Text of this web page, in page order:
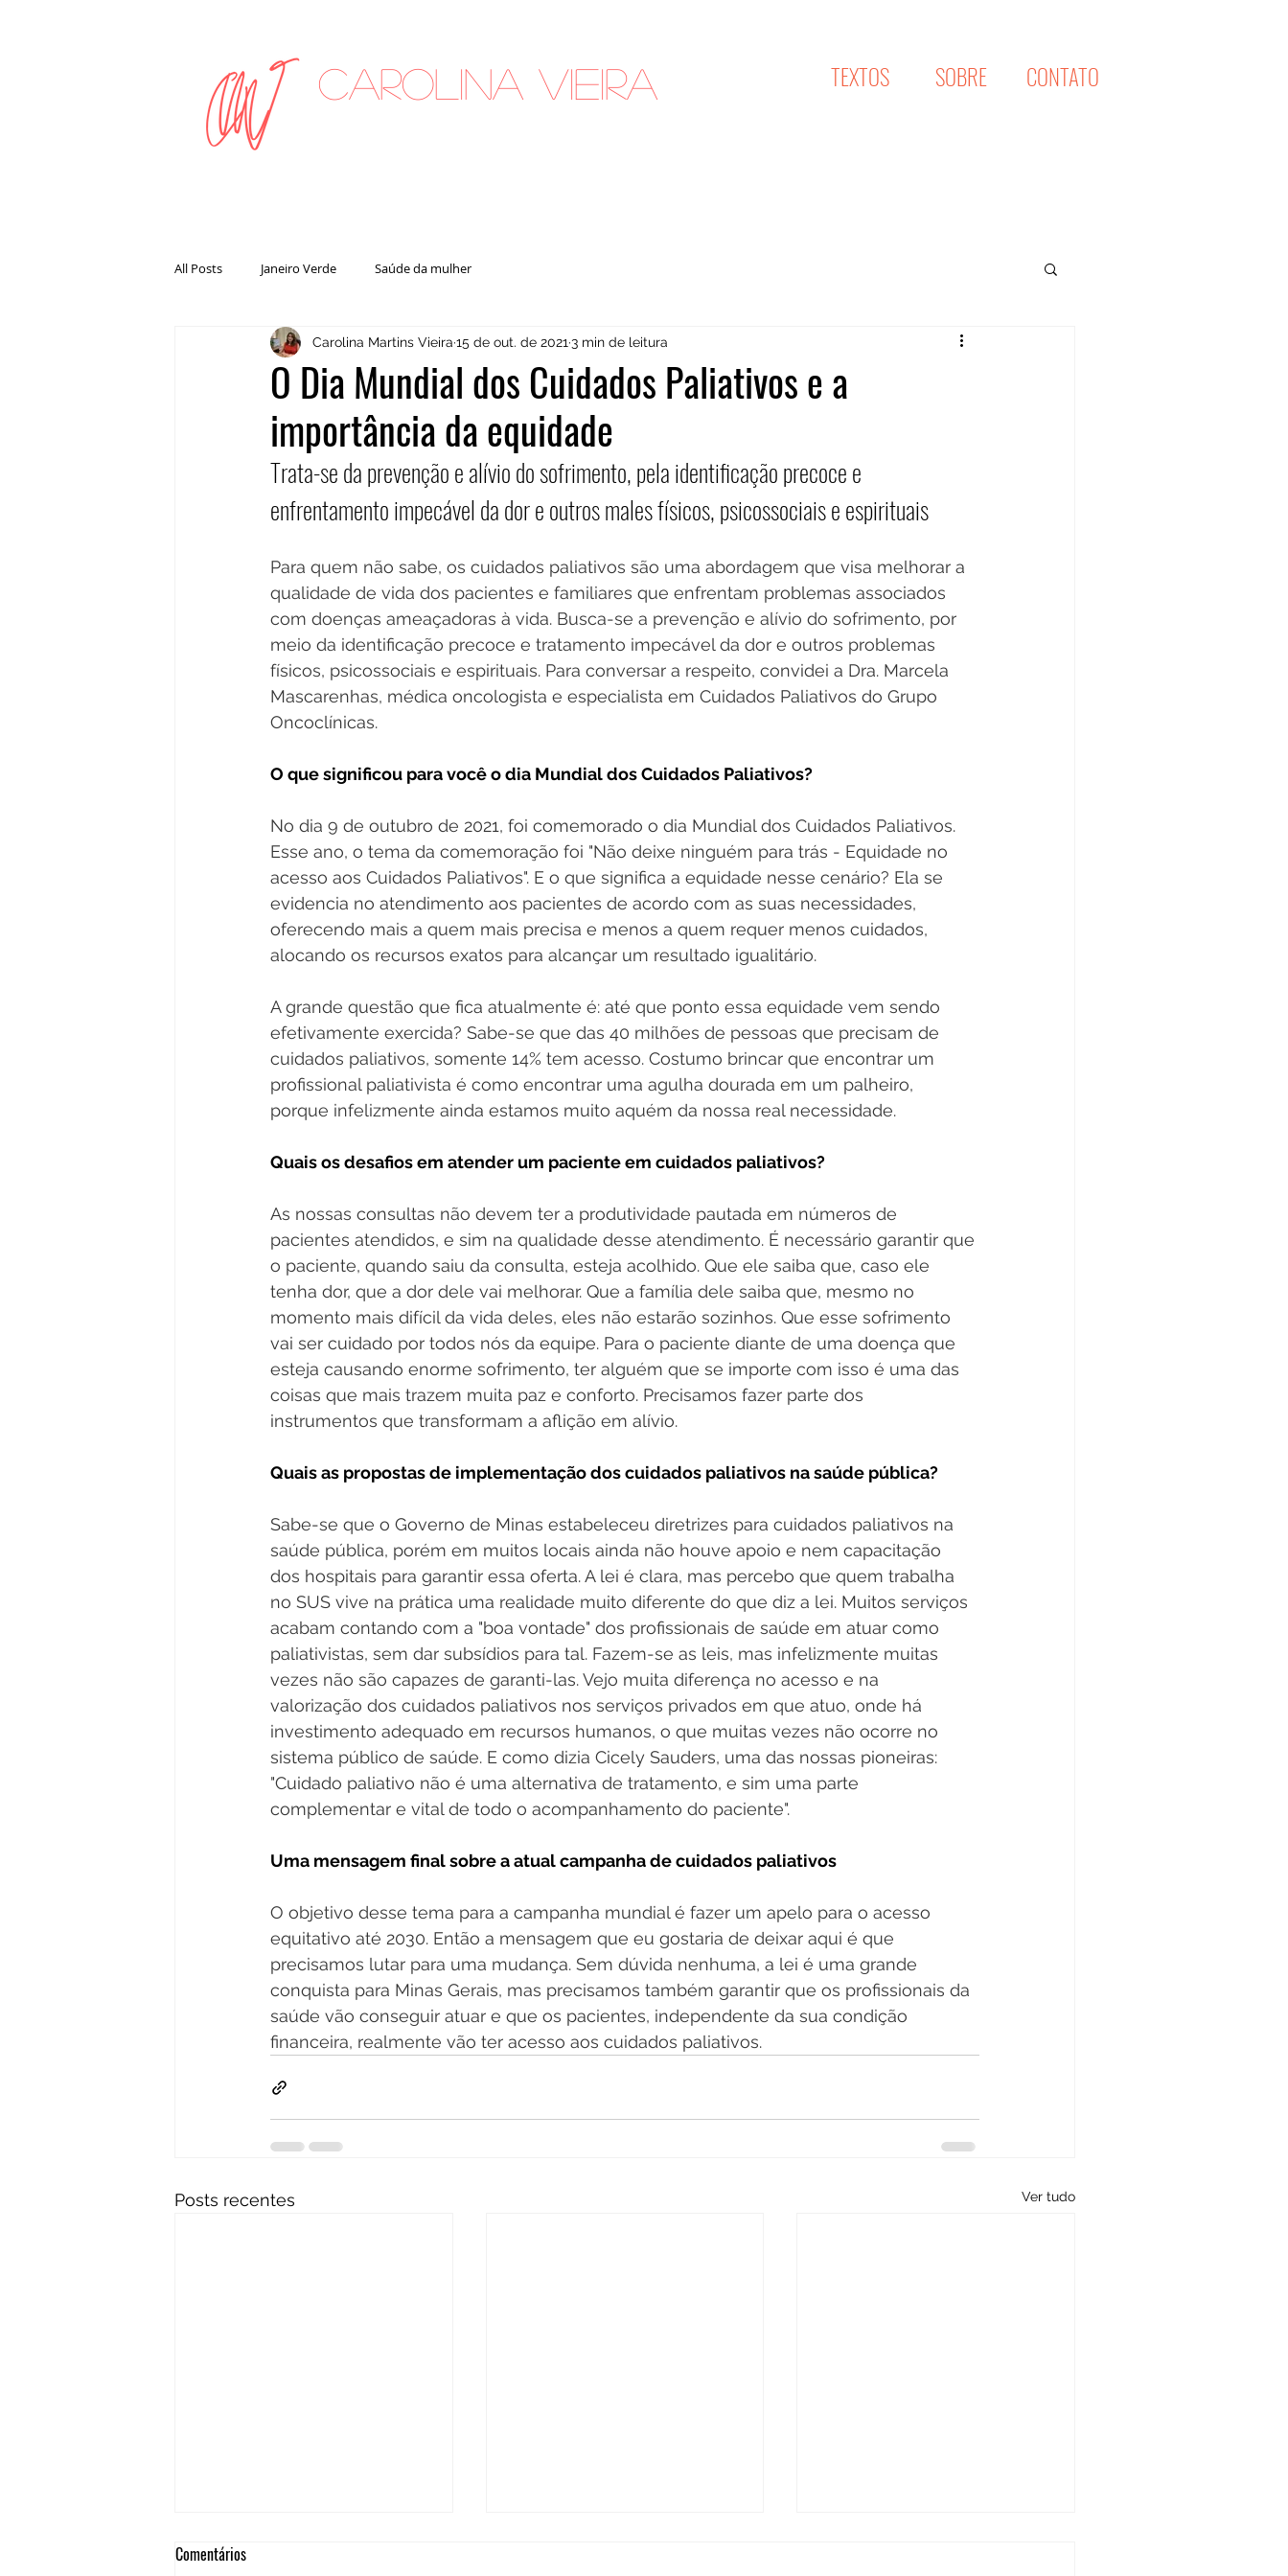
TEXTOS SOBRE CONTATO
Carolina Vieira
All Posts Janeiro Verde Saúde da mulher
O Dia Mundial dos Cuidados Paliativos e a
importância da equidade
Carolina Martins Vieira 15 de out. de 2021 3 min de leitura
Trata-se da prevenção e alívio do sofrimento, pela identificação precoce e
enfrentamento impecável da dor e outros males físicos, psicossociais e espirituais
Para quem não sabe, os cuidados paliativos são uma abordagem que visa melhorar a
qualidade de vida dos pacientes e familiares que enfrentam problemas associados
com doenças ameaçadoras à vida. Busca-se a prevenção e alívio do sofrimento, por
meio da identificação precoce e tratamento impecável da dor e outros problemas
físicos, psicossociais e espirituais. Para conversar a respeito, convidei a Dra. Marcela
Mascarenhas, médica oncologista e especialista em Cuidados Paliativos do Grupo
Oncoclínicas.
O que significou para você o dia Mundial dos Cuidados Paliativos?
No dia 9 de outubro de 2021, foi comemorado o dia Mundial dos Cuidados Paliativos.
Esse ano, o tema da comemoração foi "Não deixe ninguém para trás - Equidade no
acesso aos Cuidados Paliativos". E o que significa a equidade nesse cenário? Ela se
evidencia no atendimento aos pacientes de acordo com as suas necessidades,
oferecendo mais a quem mais precisa e menos a quem requer menos cuidados,
alocando os recursos exatos para alcançar um resultado igualitário.
A grande questão que fica atualmente é: até que ponto essa equidade vem sendo
efetivamente exercida? Sabe-se que das 40 milhões de pessoas que precisam de
cuidados paliativos, somente 14% tem acesso. Costumo brincar que encontrar um
profissional paliativista é como encontrar uma agulha dourada em um palheiro,
porque infelizmente ainda estamos muito aquém da nossa real necessidade.
Quais os desafios em atender um paciente em cuidados paliativos?
As nossas consultas não devem ter a produtividade pautada em números de
pacientes atendidos, e sim na qualidade desse atendimento. É necessário garantir que
o paciente, quando saiu da consulta, esteja acolhido. Que ele saiba que, caso ele
tenha dor, que a dor dele vai melhorar. Que a família dele saiba que, mesmo no
momento mais difícil da vida deles, eles não estarão sozinhos. Que esse sofrimento
vai ser cuidado por todos nós da equipe. Para o paciente diante de uma doença que
esteja causando enorme sofrimento, ter alguém que se importe com isso é uma das
coisas que mais trazem muita paz e conforto. Precisamos fazer parte dos
instrumentos que transformam a aflição em alívio.
Quais as propostas de implementação dos cuidados paliativos na saúde pública?
Sabe-se que o Governo de Minas estabeleceu diretrizes para cuidados paliativos na
saúde pública, porém em muitos locais ainda não houve apoio e nem capacitação
dos hospitais para garantir essa oferta. A lei é clara, mas percebo que quem trabalha
no SUS vive na prática uma realidade muito diferente do que diz a lei. Muitos serviços
acabam contando com a "boa vontade" dos profissionais de saúde em atuar como
paliativistas, sem dar subsídios para tal. Fazem-se as leis, mas infelizmente muitas
vezes não são capazes de garanti-las. Vejo muita diferença no acesso e na
valorização dos cuidados paliativos nos serviços privados em que atuo, onde há
investimento adequado em recursos humanos, o que muitas vezes não ocorre no
sistema público de saúde. E como dizia Cicely Sauders, uma das nossas pioneiras:
"Cuidado paliativo não é uma alternativa de tratamento, e sim uma parte
complementar e vital de todo o acompanhamento do paciente".
Uma mensagem final sobre a atual campanha de cuidados paliativos
O objetivo desse tema para a campanha mundial é fazer um apelo para o acesso
equitativo até 2030. Então a mensagem que eu gostaria de deixar aqui é que
precisamos lutar para uma mudança. Sem dúvida nenhuma, a lei é uma grande
conquista para Minas Gerais, mas precisamos também garantir que os profissionais da
saúde vão conseguir atuar e que os pacientes, independente da sua condição
financeira, realmente vão ter acesso aos cuidados paliativos.
Posts recentes Ver tudo
Comentários